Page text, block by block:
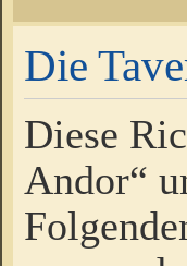
Die
Diese
Andor“